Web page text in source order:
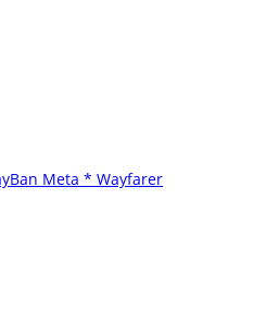
Meta * Wayfarer